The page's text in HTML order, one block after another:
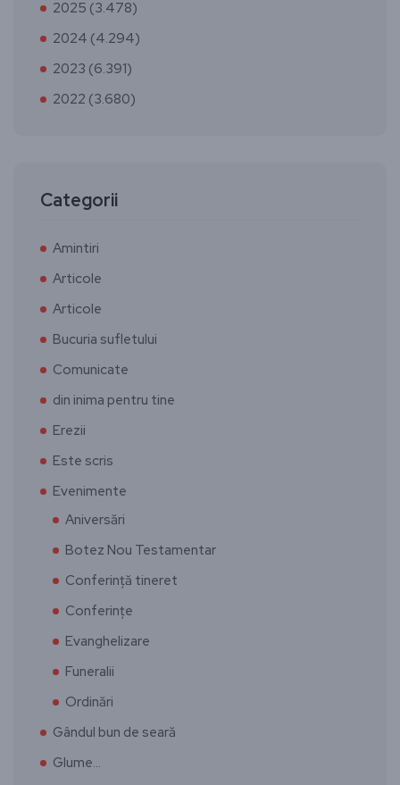
2025 (3.478)
2024 (4.294)
2023 (6.391)
2022 (3.680)
Categorii
Amintiri
Articole
Articole
Bucuria sufletului
Comunicate
din inima pentru tine
Erezii
Este scris
Evenimente
Aniversări
Botez Nou Testamentar
Conferință tineret
Conferințe
Evanghelizare
Funeralii
Ordinări
Gândul bun de seară
Glume…